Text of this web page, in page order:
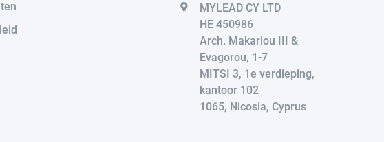
MYLEAD CY LTD
HE 450986
Arch. Makariou III &
Evagorou, 1-7
MITSI 3, 1e verdieping,
kantoor 102
1065, Nicosia, Cyprus